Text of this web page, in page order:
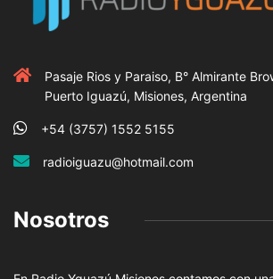
Pasaje Rios y Paraiso, B° Almirante
Puerto Iguazú, Misiones, Argentina
+54 (3757) 1552 5155
radioiguazu@hotmail.com
Nosotros